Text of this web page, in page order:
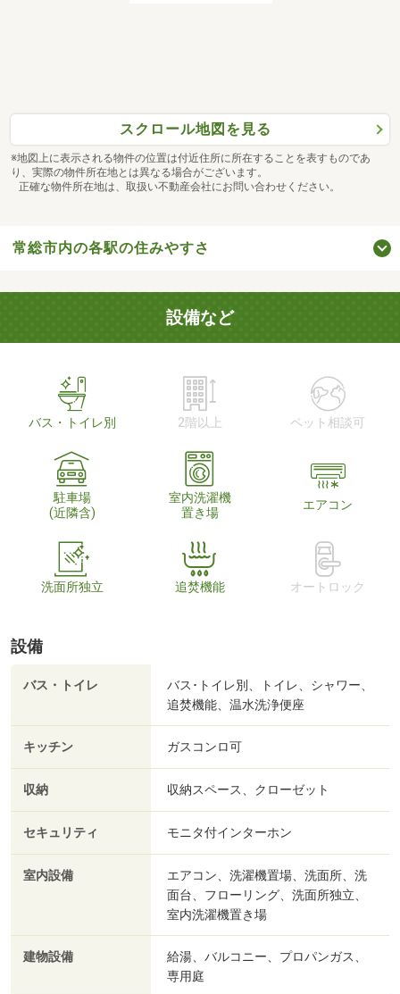
スクロール地図を見る
※地図上に表示される物件の位置は付近住所に所在することを表すものであ
り、実際の物件所在地とは異なる場合がございます。
正確な物件所在地は、取扱い不動産会社にお問い合わせください。
常総市内の各駅の住みやすさ
設備など
バス・トイレ別 2階以上 ペット相談可
駐車場
(近隣含)
室内洗濯機
置き場
エアコン
洗面所独立 追焚機能 オートロック
設備
バス・トイレ
バス･トイレ別、トイレ、シャワー、
追焚機能、温水洗浄便座
キッチン ガスコンロ可
収納 収納スペース、クローゼット
セキュリティ モニタ付インターホン
室内設備
エアコン、洗濯機置場、洗面所、洗
面台、フローリング、洗面所独立、
室内洗濯機置き場
建物設備
給湯、バルコニー、プロパンガス、
専用庭